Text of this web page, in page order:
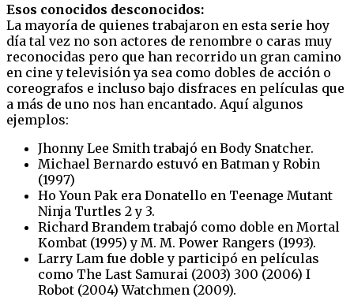
Esos conocidos desconocidos:
La mayoría de quienes trabajaron en esta serie hoy
día tal vez no son actores de renombre o caras muy
reconocidas pero que han recorrido un gran camino
en cine y televisión ya sea como dobles de acción o
coreografos e incluso bajo disfraces en películas que
a más de uno nos han encantado. Aquí algunos
ejemplos:
Jhonny Lee Smith trabajó en Body Snatcher.
Michael Bernardo estuvó en Batman y Robin
(1997)
Ho Youn Pak era Donatello en Teenage Mutant
Ninja Turtles 2 y 3.
Richard Brandem trabajó como doble en Mortal
Kombat (1995) y M. M. Power Rangers (1993).
Larry Lam fue doble y participó en películas
como The Last Samurai (2003) 300 (2006) I
Robot (2004) Watchmen (2009).